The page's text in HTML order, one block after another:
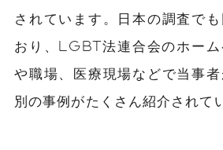
されています。日本の調査で
おり、LGBT法連合会のホー
や職場、医療現場などで当事
別の事例がたくさん紹介されて